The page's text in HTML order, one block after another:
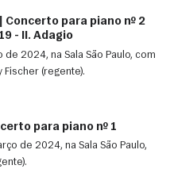
para piano nº 2
- II. Adagio
2024, na Sala São Paulo, com
Fischer (regente).
para piano nº 1
de 2024, na Sala São Paulo,